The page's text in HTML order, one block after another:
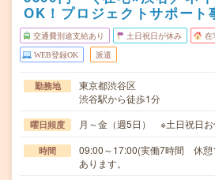
OK！プロジェクトサポート
交通費別途支給あり 土日祝日が休み 在
WEB登録OK 派遣
勤務地
東京都渋谷区
渋谷駅から徒歩1分
曜日頻度 月～金（週5日） ※土日祝日お
時間
09:00～17:00(実働7時間 休憩
あります。